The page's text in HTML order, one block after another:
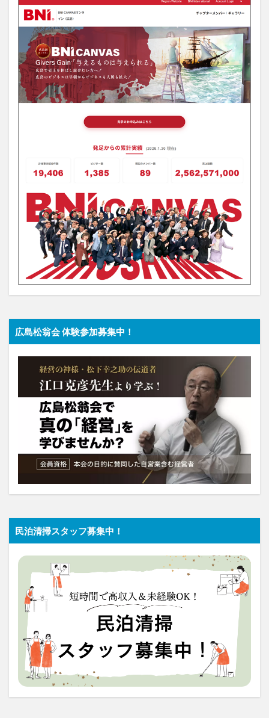
広島松翁会 体験参加募集中！
民泊清掃スタッフ募集中！